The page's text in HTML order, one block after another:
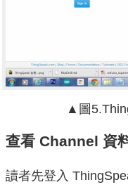
▲圖
查看 Channel 資
讀者先登入